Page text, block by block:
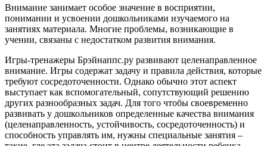
Внимание занимает особое значение в восприятии,
понимании и усвоении дошкольниками изучаемого на
занятиях материала. Многие проблемы, возникающие в
учении, связаны с недостатком развития внимания.
Игры-тренажеры Брэйнаппс.ру развивают целенаправленное
внимание. Игры содержат задачу и правила действия, которые
требуют сосредоточенности. Однако обычно этот аспект
выступает как вспомогательный, сопутствующий решению
других разнообразных задач. Для того чтобы своевременно
развивать у дошкольников определенные качества внимания
(целенаправленность, устойчивость, сосредоточенность) и
способность управлять им, нужны специальные занятия –